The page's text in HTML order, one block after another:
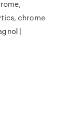
chrome
|